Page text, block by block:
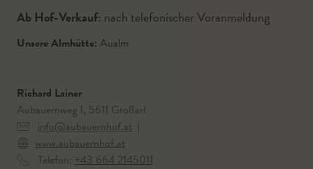
Ab Hof-Verkauf: nach telefonischer Voranmeldung
Unsere Almhütte: Aualm
Richard Lainer
Aubauernweg 1, 5611 Großarl
info@aubauernhof.at |
www.aubauernhof.at
Telefon: +43 664 2145011